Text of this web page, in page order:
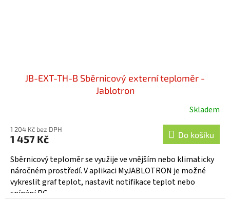
JB-EXT-TH-B Sběrnicový externí teploměr -
Jablotron
Skladem
1 204 Kč bez DPH
1 457 Kč Do košíku
Sběrnicový teploměr se využije ve vnějším nebo klimaticky
náročném prostředí. V aplikaci MyJABLOTRON je možné
vykreslit graf teplot, nastavit notifikace teplot nebo
spínání PG...